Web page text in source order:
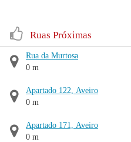
Ruas Próximas
Rua da Murtosa
0 m
Apartado 122, Aveiro
0 m
Apartado 171, Aveiro
0 m